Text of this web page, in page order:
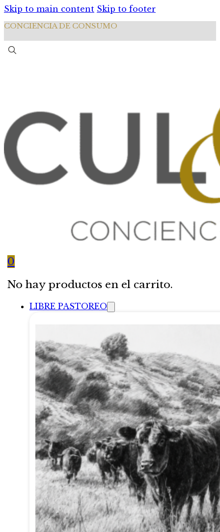
Skip to main content Skip to footer
CONCIENCIA DE CONSUMO
0
No hay productos en el carrito.
LIBRE PASTOREO